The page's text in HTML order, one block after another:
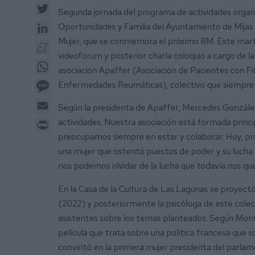
LinkedIn
Meneame
Message
Print
Segunda jornada del programa de actividades
Oportunidades y Familia del Ayuntamiento de
Mujer, que se conmemora el próximo 8M. Este
videoforum y posterior charla coloquio a cargo de
asociación Apaffer (Asociación de Pacientes con
Enfermedades Reumáticas), colectivo que
Según la presidenta de Apaffer, Mercedes
actividades. Nuestra asociación está formada
preocupamos siempre en estar y colaborar. Hoy,
una mujer que ostentó puestos de poder y su
nos podemos olvidar de la lucha que todavía nos
En la Casa de la Cultura de Las Lagunas se
(2022) y posteriormente la psicóloga de este
asistentes sobre los temas planteados. Según
película que trata sobre una política francesa que
conviritó en la primera mujer presidenta del